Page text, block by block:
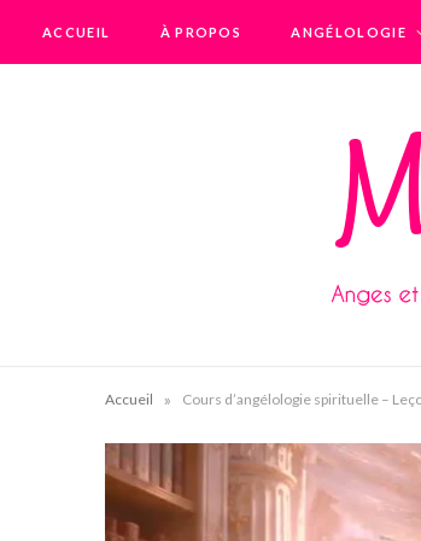
ACCUEIL À PROPOS ANGÉLOLOGIE
Accueil » Cours d’angélologie spirituelle –